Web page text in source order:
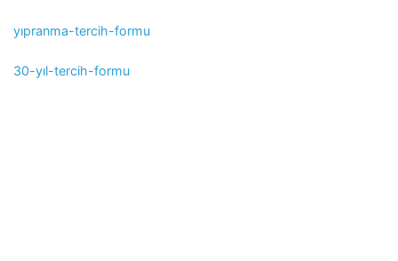
yıpranma-tercih-formu
30-yıl-tercih-formu